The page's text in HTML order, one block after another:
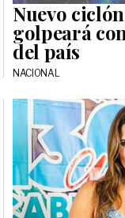
Nuevo
golpeará
del país
NACIONAL